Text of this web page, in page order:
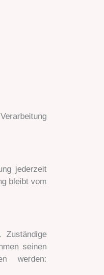
jederzeit
bleibt vom
Zuständige
seinen
werden: